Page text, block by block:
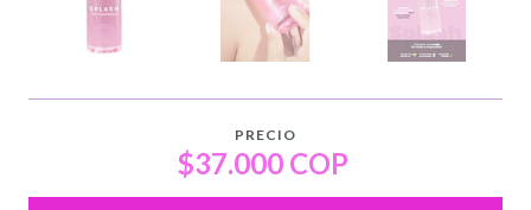
PRECIO
$37.000 COP